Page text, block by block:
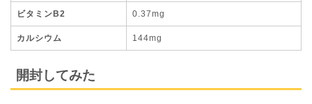
ビタミンB2 0.37mg
カルシウム 144mg
開封してみた